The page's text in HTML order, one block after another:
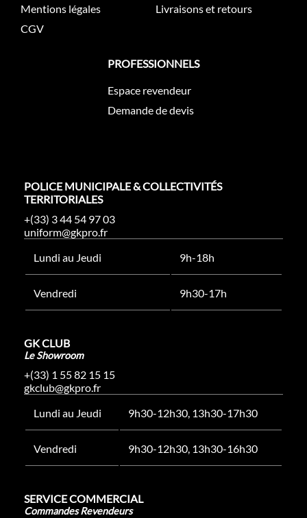
Mentions légales
CGV
Livraisons et retours
PROFESSIONNELS
Espace revendeur
Demande de devis
POLICE MUNICIPALE & COLLECTIVITÉS
TERRITORIALES
+(33) 3 44 54 97 03
uniform@gkpro.fr
Lundi au Jeudi
9h-18h
Vendredi 9h30-17h
GK CLUB
Le Showroom
+(33) 1 55 82 15 15
gkclub@gkpro.fr
Lundi au Jeudi
9h30-12h30, 13h30-17h30
Vendredi 9h30-12h30, 13h30-16h30
SERVICE COMMERCIAL
Commandes Revendeurs